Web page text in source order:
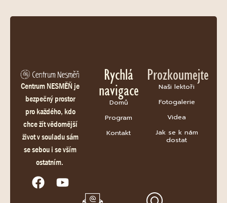
Centrum NESMĚŇ je
bezpečný prostor
pro každého, kdo
chce žít vědomější
život v souladu sám
se sebou i se vším
ostatním.
Rychlá
navigace
Domů
Program
Kontakt
Prozkoumejte
Naši lektoři
Fotogalerie
Videa
Jak se k nám
dostat